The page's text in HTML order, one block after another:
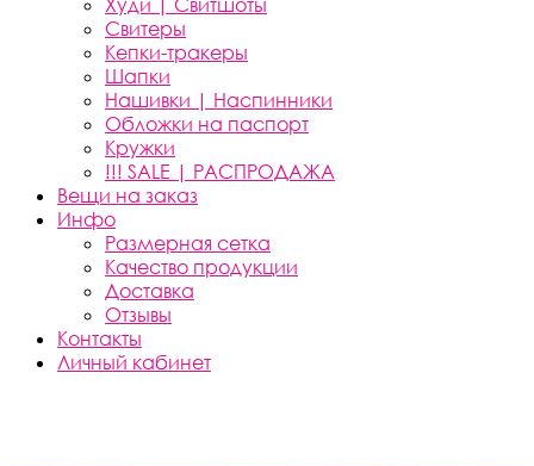
Худи | Свитшоты
Свитеры
Кепки-тракеры
Шапки
Нашивки | Наспинники
Обложки на паспорт
Кружки
!!! SALE | РАСПРОДАЖА
Вещи на заказ
Инфо
Размерная сетка
Качество продукции
Доставка
Отзывы
Контакты
Личный кабинет